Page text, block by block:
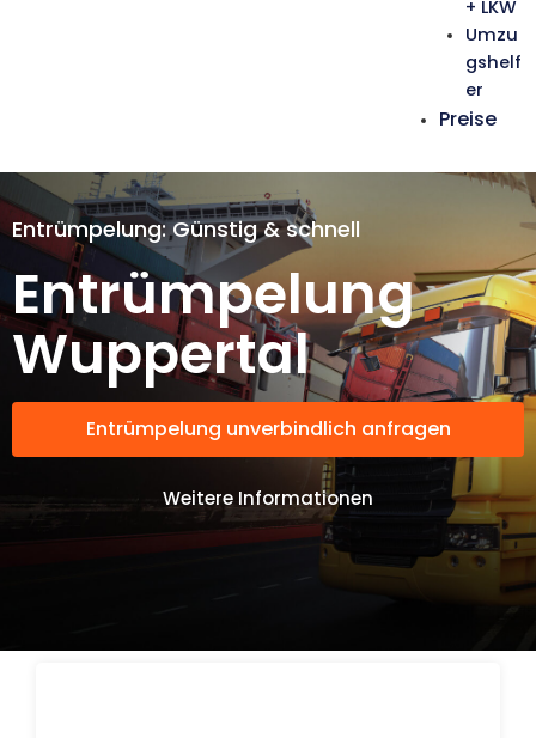
+ LKW
Umzu
gshelf
er
Preise
Entrümpelung: Günstig & schnell
Entrümpelung
Wuppertal
Entrümpelung unverbindlich anfragen
Weitere Informationen